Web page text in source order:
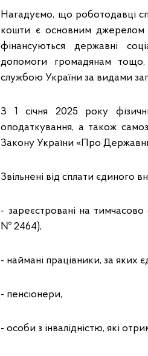
Нагадуємо, що роботодавці
кошти є основним джерелом
фінансуються державні
допомоги громадянам тощо.
службою України за видами
З 1 січня 2025 року
оподаткування, а також
Закону України «Про
Звільнені від сплати
- зареєстровані на
№ 2464),
- наймані працівники, за
- пенсіонери,
- особи з інвалідністю, які